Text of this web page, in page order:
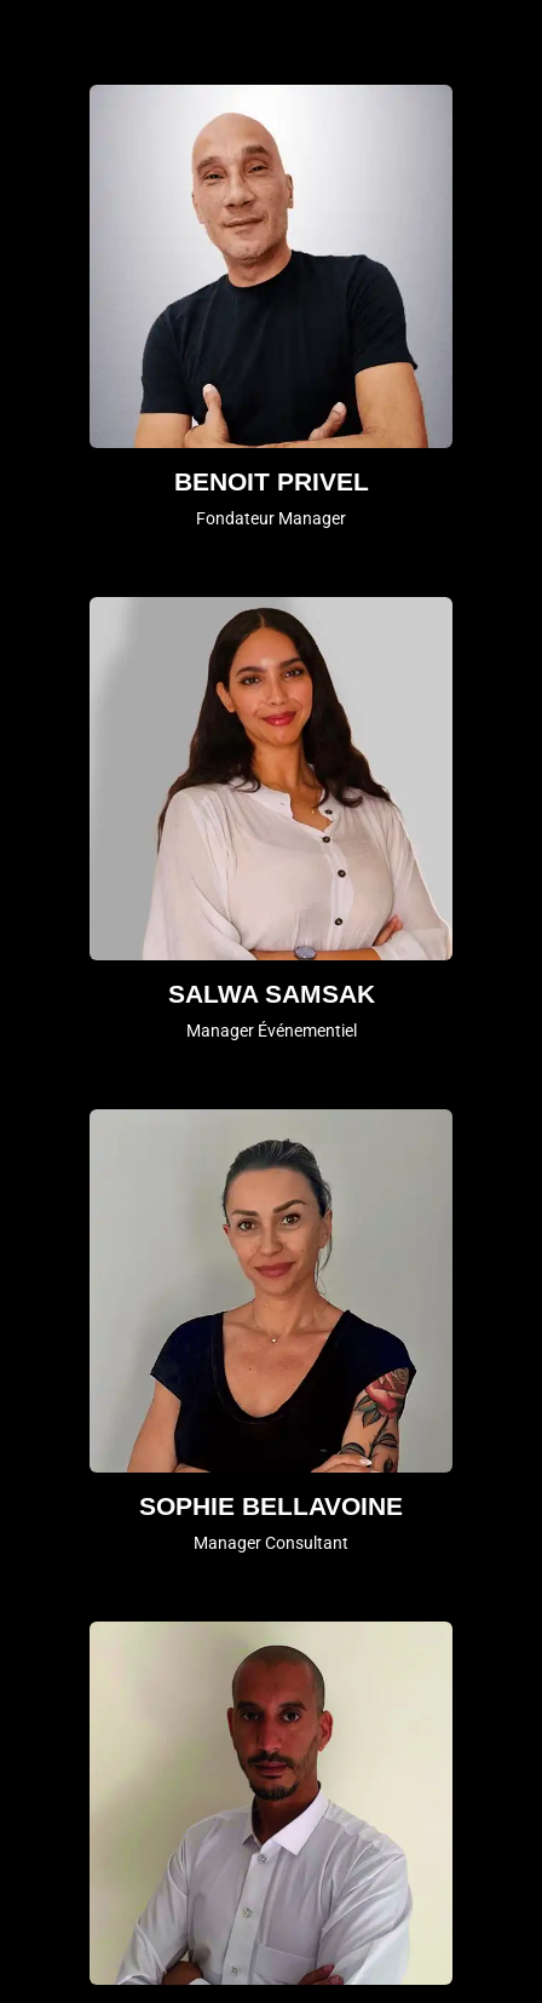
BENOIT PRIVEL
Fondateur Manager
SALWA SAMSAK
Manager Événementiel
SOPHIE BELLAVOINE
Manager Consultant